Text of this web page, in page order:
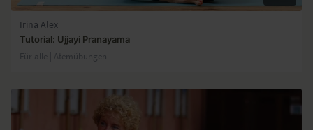
Irina Alex
Tutorial: Ujjayi Pranayama
Für alle | Atemübungen